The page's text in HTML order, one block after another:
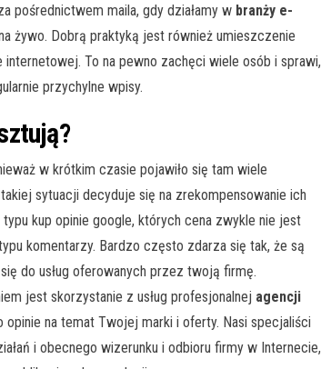
pośrednictwem maila, gdy działamy w branży e-
żywo. Dobrą praktyką jest również umieszczenie
To na pewno zachęci wiele osób i sprawi,
przychylne wpisy.
w krótkim czasie pojawiło się tam wiele
sytuacji decyduje się na zrekompensowanie ich
kup opinie google, których cena zwykle nie jest
komentarzy. Bardzo często zdarza się tak, że są
do usług oferowanych przez twoją firmę.
jest skorzystanie z usług profesjonalnej agencji
opinie na temat Twojej marki i oferty. Nasi specjaliści
i obecnego wizerunku i odbioru firmy w Internecie,